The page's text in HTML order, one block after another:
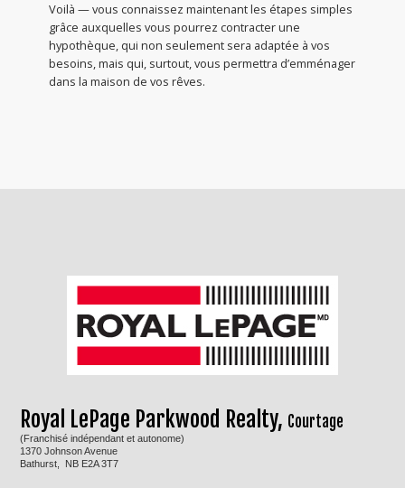
Voilà — vous connaissez maintenant les étapes simples
grâce auxquelles vous pourrez contracter une
hypothèque, qui non seulement sera adaptée à vos
besoins, mais qui, surtout, vous permettra d’emménager
dans la maison de vos rêves.
Royal LePage Parkwood Realty, Courtage
(Franchisé indépendant et autonome)
1370 Johnson Avenue
Bathurst, NB E2A 3T7